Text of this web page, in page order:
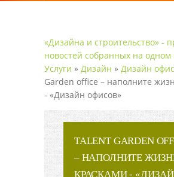
«Дизайна и строительство» -
новостей собранных на одном
Услуги » Дизайн » Дизайн
Garden office – наполните
- «Дизайн офисов»
TALENT GARDEN
– НАПОЛНИТЕ
КРАСКАМИ -